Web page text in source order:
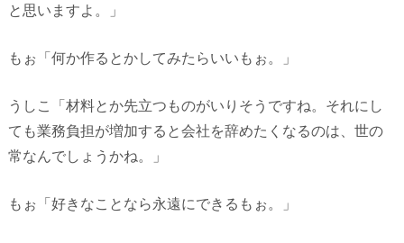
と思いますよ。」
もぉ「何か作るとかしてみたらいいもぉ。」
うしこ「材料とか先立つものがいりそうですね。それにし
ても業務負担が増加すると会社を辞めたくなるのは、世の
常なんでしょうかね。」
もぉ「好きなことなら永遠にできるもぉ。」